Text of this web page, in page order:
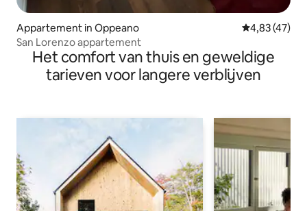
Appartement in Oppeano Gemiddelde
4,83 (47)
San Lorenzo appartement
Het comfort van thuis en geweldige
tarieven voor langere verblijven